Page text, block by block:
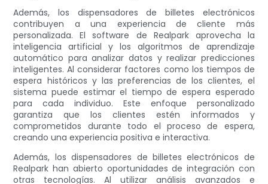
Además, los dispensadores de billetes electrónicos
contribuyen a una experiencia de cliente más
personalizada. El software de Realpark aprovecha la
inteligencia artificial y los algoritmos de aprendizaje
automático para analizar datos y realizar predicciones
inteligentes. Al considerar factores como los tiempos de
espera históricos y las preferencias de los clientes, el
sistema puede estimar el tiempo de espera esperado
para cada individuo. Este enfoque personalizado
garantiza que los clientes estén informados y
comprometidos durante todo el proceso de espera,
creando una experiencia positiva e interactiva.
Además, los dispensadores de billetes electrónicos de
Realpark han abierto oportunidades de integración con
otras tecnologías. Al utilizar análisis avanzados e